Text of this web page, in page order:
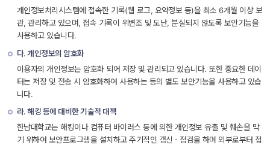
개인정보처리시스템에 접속한 기록(웹 로그, 요약정보 등)을 최소 6개월 이상 보
관, 관리하고 있으며, 접속 기록이 위변조 및 도난, 분실되지 않도록 보안기능을
사용하고 있습니다.
다. 개인정보의 암호화
이용자의 개인정보는 암호화 되어 저장 및 관리되고 있습니다. 또한 중요한 데이
터는 저장 및 전송 시 암호화하여 사용하는 등의 별도 보안기능을 사용하고 있습
니다.
라. 해킹 등에 대비한 기술적 대책
한남대학교는 해킹이나 컴퓨터 바이러스 등에 의한 개인정보 유출 및 훼손을 막
기 위하여 보안프로그램을 설치하고 주기적인 갱신ㆍ점검을 하며 외부로부터 접